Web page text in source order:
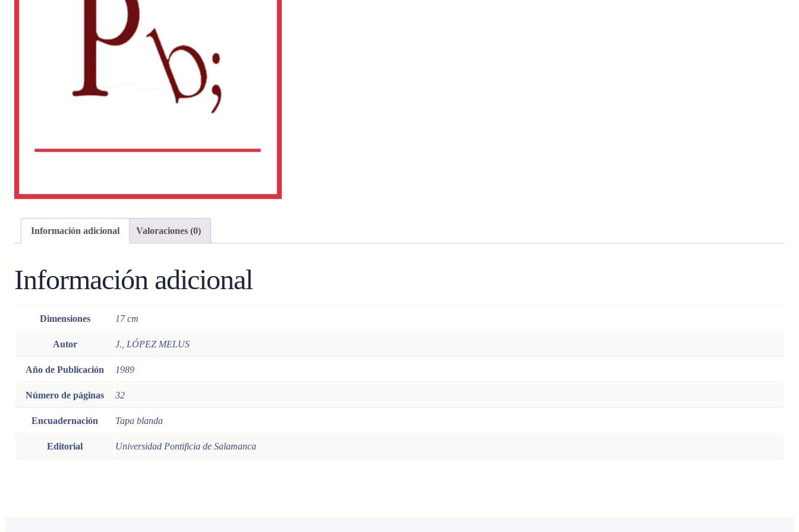
Información adicional Valoraciones (0)
Información adicional
Dimensiones 17 cm
Autor J., LÓPEZ MELUS
Año de Publicación 1989
Número de páginas 32
Encuadernación Tapa blanda
Editorial Universidad Pontificia de Salamanca